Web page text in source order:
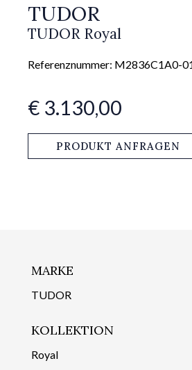
TUDOR
TUDOR Royal
Referenznummer: M2836C1A0-
€ 3.130,00
PRODUKT ANFRAGEN
MARKE
TUDOR
KOLLEKTION
Royal